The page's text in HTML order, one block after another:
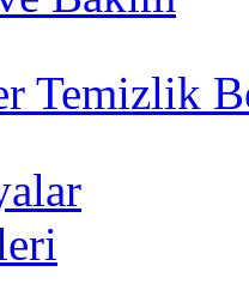
Temizlik